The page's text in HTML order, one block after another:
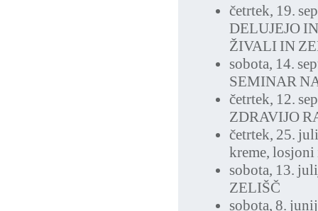
četrtek, 19.
DELUJEJO
ŽIVALI IN
sobota, 14.
SEMINAR
četrtek, 12.
ZDRAVIJO
četrtek, 25.
kreme, losjoni
sobota, 13.
ZELIŠČ
sobota, 8.